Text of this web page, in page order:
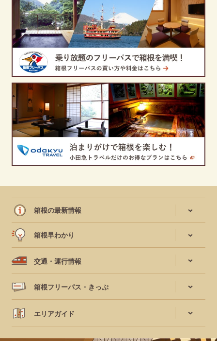
箱根の最新情報
箱根早わかり
交通・運行情報
箱根フリーパス・きっぷ
エリアガイド